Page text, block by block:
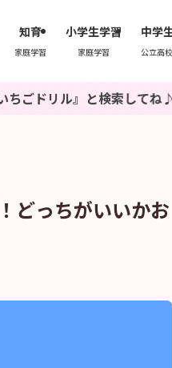
知育
家庭学習
小学生学習
家庭学習
中学
公立高
索してね♪
どっちがいいかお